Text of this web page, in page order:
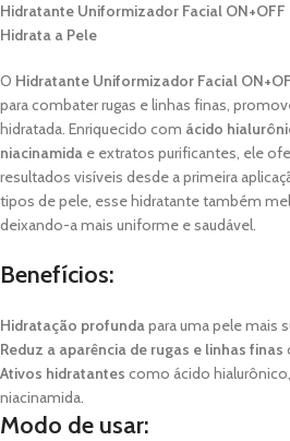
Hidratante Uniformizador Facial ON+OFF
Hidrata a Pele
O Hidratante Uniformizador Facial
para combater rugas e linhas finas,
hidratada. Enriquecido com ácido
niacinamida e extratos purificantes, ele
resultados visíveis desde a primeira
tipos de pele, esse hidratante também
deixando-a mais uniforme e saudável.
Benefícios:
Hidratação profundapara uma pele mais
Reduz a aparência de rugas e linhas finas
Ativos hidratantes como ácido
niacinamida.
Modo de usar: